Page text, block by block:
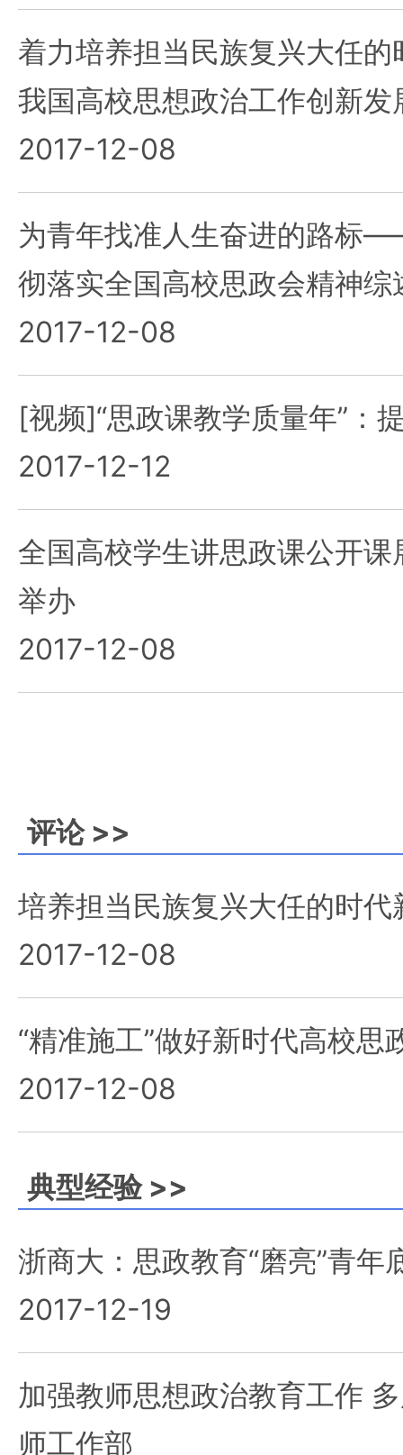
着力培养担当民族复兴大任
我国高校思想政治工作创新发
2017-12-08
为青年找准人生奋进的路标
彻落实全国高校思政会精神综
2017-12-08
[视频]“思政课教学质量年”：
2017-12-12
全国高校学生讲思政课公开
举办
2017-12-08
评论 >>
培养担当民族复兴大任的时代
2017-12-08
“精准施工”做好新时代高校思
2017-12-08
典型经验 >>
浙商大：思政教育“磨亮”青年
2017-12-19
加强教师思想政治教育工作
师工作部